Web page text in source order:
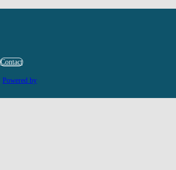
Contact
Powered by